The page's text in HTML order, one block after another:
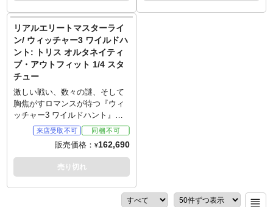
部は、ゲーム内のシリのイメー
ジそのままに再現。透き通った
美しい光彩で射るような眼差
し、頬に入った傷など、ウィッ
チャーとして厳しい修行を積ん
てきた彼女自身を物語るよう。
ピュアアーツ独自の素体は全身
可動で、布製コスチュームによ
り、無理なくポージングが楽し
めます。フェイクファーを使っ
た着脱式ケープも、衣装のアク
セントに。装備として愛剣ジル
エアエルと専用鞘、短剣が用意
質感しっかり。多数の差し替え
リアルエリートマスターライ
ン/ ウィッチャー3 ワイルドハ
ント: トリス オルタネイティ
ブ・アウトフィット 1/4 スタ
チュー
激しい戦い、数々の謎、そして
胸焦がすロマンスが待つ『ウィ
ッチャー3 ワイルドハント』。
この傑作オープンワールドRPG
から、トリスのオルタネイティ
ブ・アウトフィットバージョン
がリアルエリートマスターライ
ンでリリースとなります。若き
タネイティブ・アウトフィット
販売価格： ¥162,690
売り切れ